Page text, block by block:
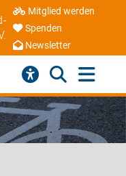
Mitglied werden
Spenden
Newsletter